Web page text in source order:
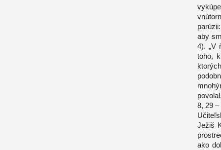
aby
4). „V
toho,
8, 29 –
Ježiš
ako